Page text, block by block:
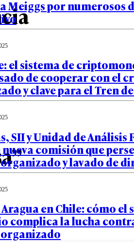
Meiggs por numerosos
el sistema de
de cooperar con el
y clave para el Tren
SII y Unidad de
comisión que
y lavado de
en Chile: cómo el
complica la lucha